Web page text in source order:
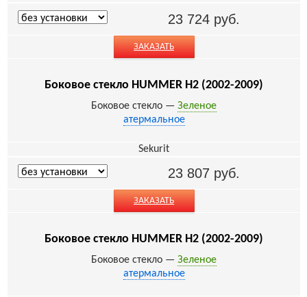
23 724 руб.
ЗАКАЗАТЬ
Боковое стекло HUMMER H2 (2002-2009)
Боковое стекло — Зеленое
атермальное
Sekurit
23 807 руб.
ЗАКАЗАТЬ
Боковое стекло HUMMER H2 (2002-2009)
Боковое стекло — Зеленое
атермальное